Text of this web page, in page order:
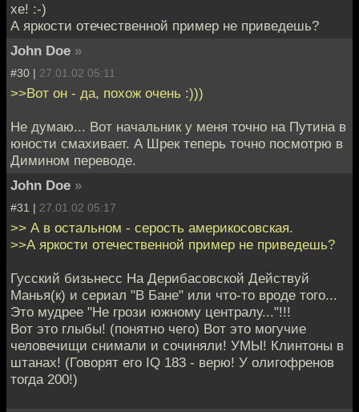
хe! :-)
А яркости отечеcтвeнной пример нe привeдешь?
John Doe »
#30 | 27.01.02 05:11
>>Вот он - да, похож очень :)))
Не думаю... Вот начальник у меня точно на Путина в
юности смахивает. А Шрек теперь точно посмотрю в
Димином переводе.
John Doe »
#31 | 27.01.02 05:17
>> А в остальном - серость америкосовская.
>>А яркости отечеcтвeнной пример нe привeдешь?
Гусский бизьнесс На Дерибасовской Действуй
Манья(к) и сериал "В Бане" или что-то вроде того...
Это мудрее "Не грози южному централу..."!!!
Вот это глыбы! (понятно чего) Вот это могучие
человечищи снимали и сочиняли! УМЫ! Клинтоны в
штанах! (Говорят его IQ 183 - верю! У олигофренов
тогда 200!)